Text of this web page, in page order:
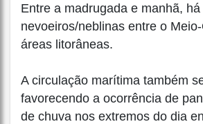
Entre a madrugada e manhã,
nevoeiros/neblinas entre o
áreas litorâneas.
A circulação marítima também
favorecendo a ocorrência de
de chuva nos extremos do dia